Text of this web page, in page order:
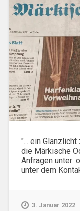
"... ein
die Märkische
Anfragen unter:
unter dem
3. Januar 2022